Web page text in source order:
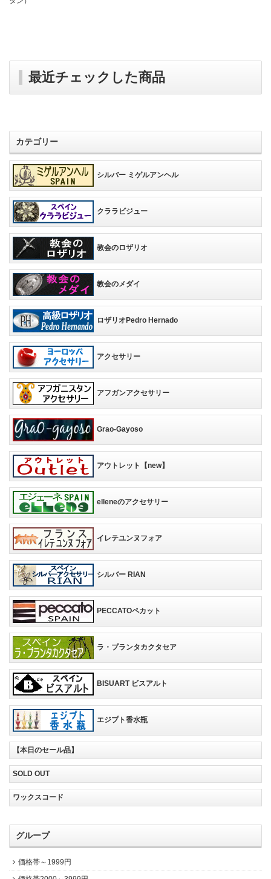
最近チェックした商品
カテゴリー
シルバー ミゲルアンヘル
クララビジュー
教会のロザリオ
教会のメダイ
ロザリオPedro Hernado
アクセサリー
アフガンアクセサリー
Grao-Gayoso
アウトレット【new】
elleneのアクセサリー
イレテユンヌフォア
シルバー RIAN
PECCATOペカット
ラ・プランタカクタセア
BISUART ビスアルト
エジプト香水瓶
【本日のセール品】
SOLD OUT
ワックスコード
グループ
価格帯～1999円